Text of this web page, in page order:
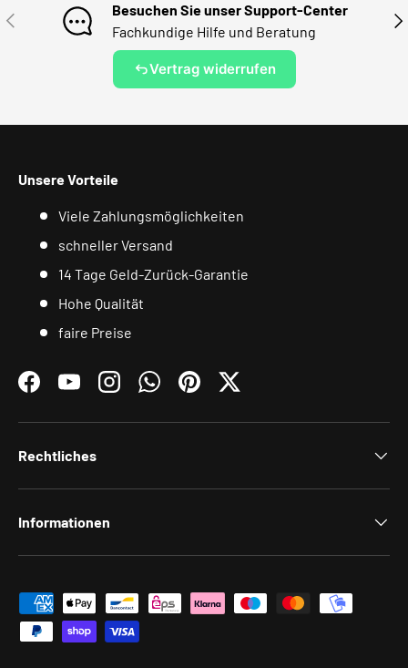
VORHERIGE
Besuchen Sie unser Support-Center
Fachkundige Hilfe und Beratung
Vertrag widerrufen
Unsere Vorteile
Viele Zahlungsmöglichkeiten
schneller Versand
14 Tage Geld-Zurück-Garantie
Hohe Qualität
faire Preise
FacebookYouTubeInstagramWhatsAppPinterestTwitter
Rechtliches
Informationen
Zahlungsmethoden